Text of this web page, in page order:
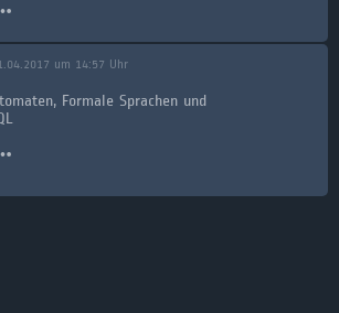
um 14:57 Uhr
Formale Sprachen und